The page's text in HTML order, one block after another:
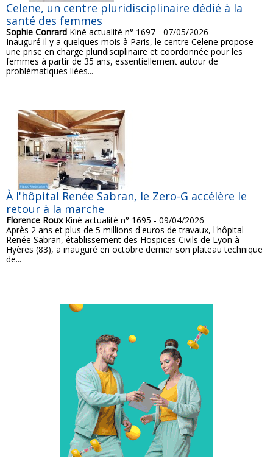
Celene, un centre pluridisciplinaire dédié à la
santé des femmes
Sophie Conrard Kiné actualité n° 1697 - 07/05/2026
Inauguré il y a quelques mois à Paris, le centre Celene propose
une prise en charge pluridisciplinaire et coordonnée pour les
femmes à partir de 35 ans, essentiellement autour de
problématiques liées...
À l'hôpital Renée Sabran, le Zero-G accélère le
retour à la marche
Florence RouxKiné actualité n° 1695 - 09/04/2026
Après 2 ans et plus de 5 millions d'euros de travaux, l'hôpital
Renée Sabran, établissement des Hospices Civils de Lyon à
Hyères (83), a inauguré en octobre dernier son plateau technique
de...